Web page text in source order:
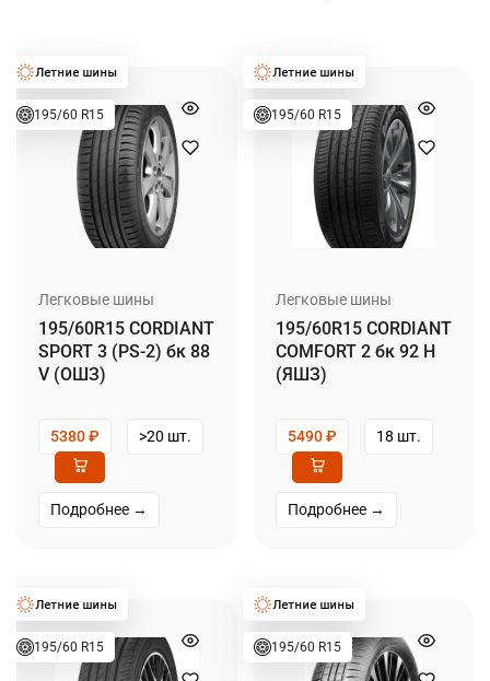
195/60 R15
Легковые шины
195/60R15 CORDIANT
SPORT 3 (PS-2) бк 88
V (ОШЗ)
5380₽ >20 шт.
Подробнее →
195/60 R15
Легковые шины
195/60R15 CORDIANT
COMFORT 2 бк 92 H
(ЯШЗ)
5490₽ 18 шт.
Подробнее →
195/60 R15 195/60 R15